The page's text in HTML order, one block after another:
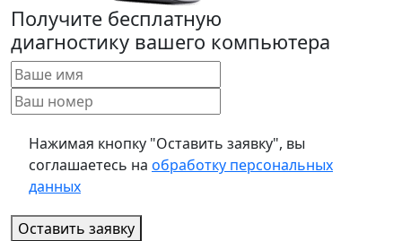
Получите бесплатную
диагностику вашего компьютера
Нажимая кнопку "Оставить заявку", вы
соглашаетесь на обработку персональных
данных
Оставить заявку